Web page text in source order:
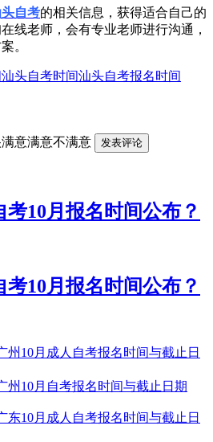
自考的相关信息，获得适合自己的
线老师，会有专业老师进行沟通，
。
汕头自考时间汕头自考报名时间
意满意不满意
考10月报名时间公布？
考10月报名时间公布？
州10月成人自考报名时间与截止日
州10月自考报名时间与截止日期
东10月成人自考报名时间与截止日